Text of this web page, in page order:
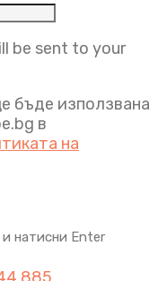
be sent to your
бъде използвана
в
на
натисни Enter